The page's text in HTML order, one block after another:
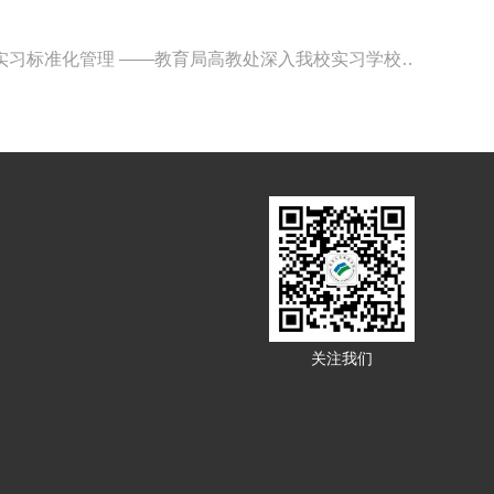
下一篇：合力督导，提升教育实习标准化管理 ——教育局高教处深入我校实习学校督导实习工作
关注我们